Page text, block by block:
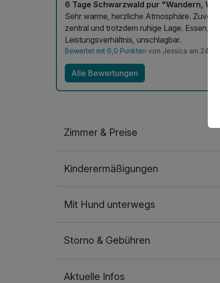
pro Aufenthalt (25 Minuten)
Longevity - Kälteanwendung zur
pro Aufenthalt (10 Minuten)
Longevity - Redwave Rotlicht- und
Anwendung
pro Person (45 Minuten)
Obstkorb
pro Aufenthalt
6 Tage Schwarzwald pur "Wandern,
Sehr warme, herzliche Atmosphäre.
zentral und trotzdem ruhige Lage. Essen,
Leistungsverhältnis, unschlagbar.
Bewertet mit 6,0 Punkten von Jessica am
Alle Bewertungen
Zimmer & Preise
2 Erwachsene
Kinderermäßigungen
Mit Hund unterwegs
Storno & Gebühren
Aktuelle Infos